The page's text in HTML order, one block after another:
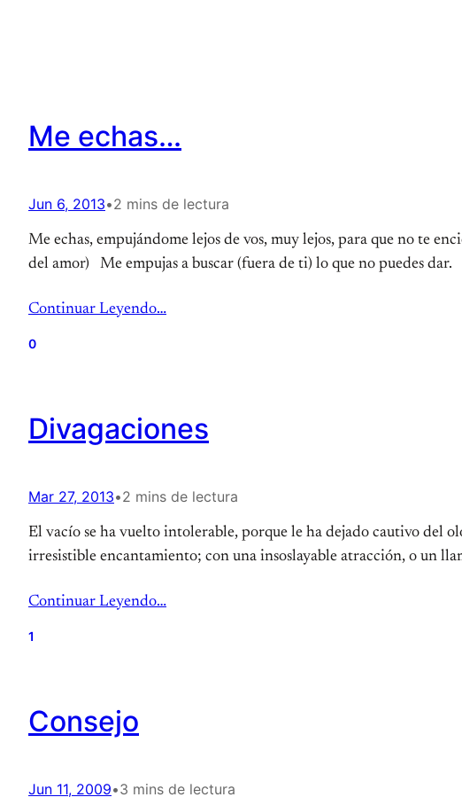
Me echas…
Jun 6, 2013•2 mins de lectura
Me echas, empujándome lejos de vos, muy lejos, para que no te
del amor) Me empujas a buscar (fuera de ti) lo que no puedes
Continuar Leyendo…
0
Divagaciones
Mar 27, 2013•2 mins de lectura
El vacío se ha vuelto intolerable, porque le ha dejado cautivo del
irresistible encantamiento; con una insoslayable atracción, o un
Continuar Leyendo…
1
Consejo
Jun 11, 2009•3 mins de lectura